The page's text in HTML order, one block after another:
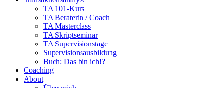
TA 101-Kurs
TA Beraterin / Coach
TA Masterclass
TA Skriptseminar
TA Supervisionstage
Supervisionsausbildung
Buch: Das bin ich!?
Coaching
About